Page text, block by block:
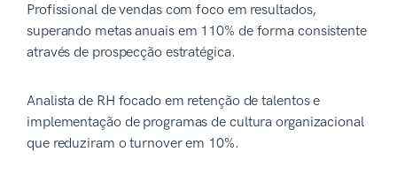
Profissional de vendas com foco em resultados,
superando metas anuais em 110% de forma consistente
através de prospecção estratégica.
Analista de RH focado em retenção de talentos e
implementação de programas de cultura organizacional
que reduziram o turnover em 10%.